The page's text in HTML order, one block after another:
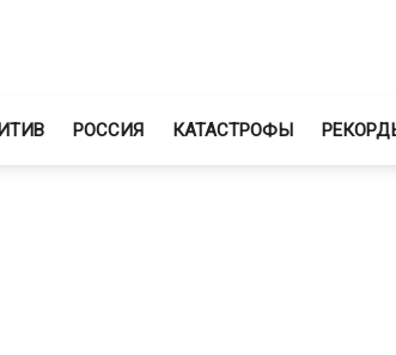
РОССИЯ КАТАСТРОФЫ